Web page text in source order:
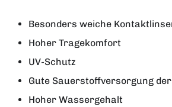
Besonders weiche
Hoher Tragekomfort
UV-Schutz
Gute Sauerstoffversorgung
Hoher Wassergehalt